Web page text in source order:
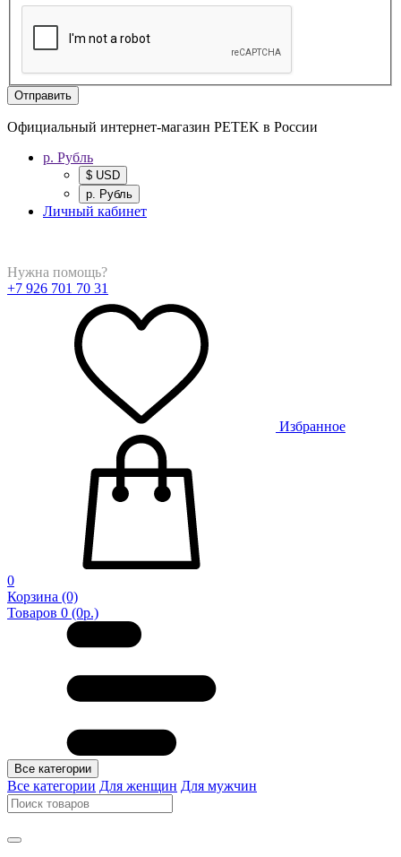
Отправить
Официальный интернет-магазин PETEK в России
р. Рубль
$ USD
р. Рубль
Личный кабинет
Нужна помощь?
+7 926 701 70 31
Избранное
0
Корзина (0)
Товаров 0 (0р.)
Все категории
Все категории Для женщин Для мужчин